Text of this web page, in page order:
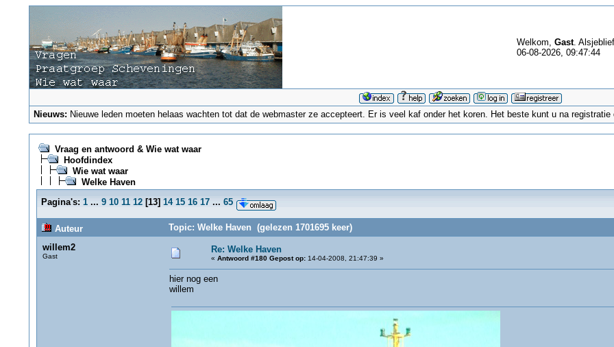
Welkom, Gast.
06-08-2026, 09:47:44
Nieuws: Nieuwe leden moeten helaas wachten tot dat de webmaster ze accepteert. Er is veel kaf onder het koren. Het beste kunt u na
Vraag en antwoord & Wie wat waar
Hoofdindex
Wie wat waar
Welke Haven
Pagina's: 1 ... 9 10 11 12[13] 14 15 16 17 ... 65
Auteur
Topic: Welke Haven (gelezen 1701695 keer)
willem2
Gast
Re: Welke Haven
« Antwoord #180 Gepost op:14-04-2008, 21:47:39 »
hier nog een
willem